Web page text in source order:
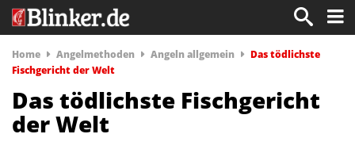
Home Angelmethoden Angeln allgemein
Das tödlichste
Fischgericht der Welt
Das tödlichste Fischgericht
der Welt